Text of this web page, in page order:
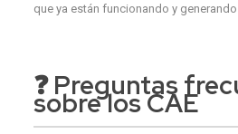
que ya están funcionando y generando
❓Preguntas
sobre los CAE